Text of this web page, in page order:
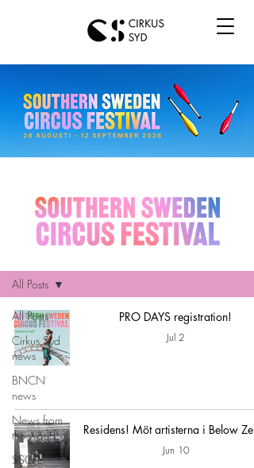
All Posts
Cirkus Syd
news
BNCN
news
News from
the world
SSCF
All Posts
PRO DAYS registration!
Jul 2
Residens! Möt artisterna i Below
Jun 10